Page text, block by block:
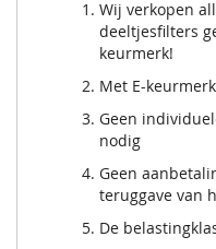
Wij verkopen
deeltjesfilters
keurmerk!
Met E-keurmerk
Geen
nodig
Geen
teruggave van
De